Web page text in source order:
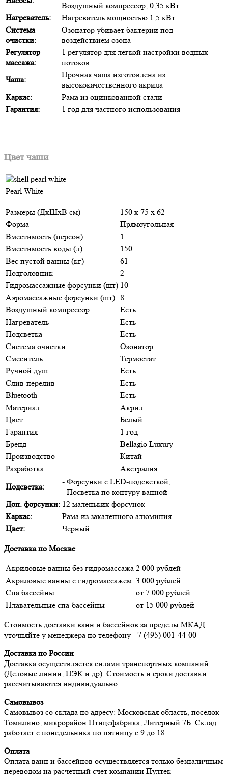
Воздушный компрессор, 0,35 кВт.
Нагреватель:
Нагреватель мощностью 1,5 кВт
Система
очистки:
Озонатор убивает бактерии под
воздействием озона
Регулятор
массажа:
1 регулятор для легкой настройки водных
потоков
Чаша:
Прочная чаша изготовлена из
высококачественного акрила
Каркас:
Рама из оцинкованной стали
Гарантия:
1 год для частного использования
Цвет чаши
Pearl White
Размеры (ДхШхВ см)
150 x 75 x 62
Форма
Прямоугольная
Вместимость (персон)
1
Вместимость воды (л)
150
Вес пустой ванны (кг)
61
Подголовник
2
Гидромассажные форсунки (шт) 10
Аэромассажные форсунки (шт) 8
Воздушный компрессор
Есть
Нагреватель
Есть
Подсветка
Есть
Система очистки
Озонатор
Смеситель
Термостат
Ручной душ
Есть
Слив-перелив
Есть
Bluetooth
Есть
Материал
Акрил
Цвет
Белый
Гарантия
1 год
Бренд
Bellagio Luxury
Производство
Китай
Разработка
Австралия
Подсветка:
- Форсунки с LED-подсветкой;
- Посветка по контуру ванной
Доп. форсунки: 12 маленьких форсунок
Каркас:
Рама из закаленного алюминия
Цвет:
Черный
Доставка по Москве
Акриловые ванны без гидромассажа 2 000 рублей
Акриловые ванны с гидромассажем 3 000 рублей
Спа бассейны
от 7 000 рублей
Плавательные спа-бассейны
от 15 000 рублей
Стоимость доставки ванн и бассейнов за пределы МКАД
уточняйте у менеджера по телефону +7 (495) 001-44-00
Доставка по России
Доставка осуществляется силами транспортных компаний
(Деловые линии, ПЭК и др). Стоимость и сроки доставки
рассчитываются индивидуально
Самовывоз
Самовывоз со склада по адресу: Московская область, поселок
Томилино, микрорайон Птицефабрика, Литерный 7Б. Склад
работает с понедельника по пятницу с 9 до 18.
Оплата
Оплата ванн и бассейнов осуществляется только безналичным
переводом на расчетный счет компании Пултек